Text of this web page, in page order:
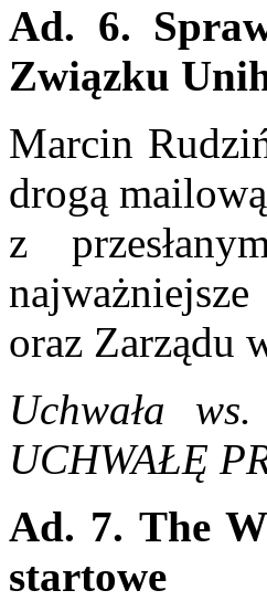
Ad. 6.
Związku
Marcin
drogą
z
oraz Zarządu
Uchwała
UCHWAŁĘ
Ad. 7. The
startowe